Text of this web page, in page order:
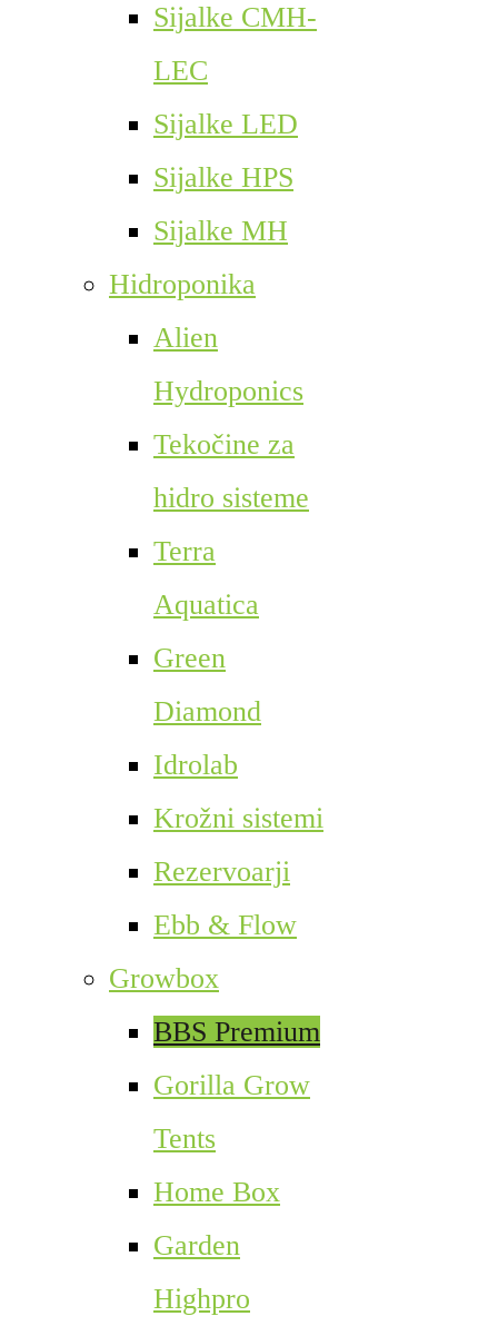
Sijalke CMH-
LEC
Sijalke LED
Sijalke HPS
Sijalke MH
Hidroponika
Alien
Hydroponics
Tekočine za
hidro sisteme
Terra
Aquatica
Green
Diamond
Idrolab
Krožni sistemi
Rezervoarji
Ebb & Flow
Growbox
BBS Premium
Gorilla Grow
Tents
Home Box
Garden
Highpro